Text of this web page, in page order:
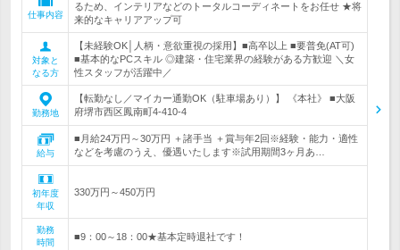
仕事内容
るため、インテリアなどのトータルコーディネートをお任せ ★将
来的なキャリアアップ可
対象と
なる方
【未経験OK│人柄・意欲重視の採用】■高卒以上 ■要普免(AT可)
■基本的なPCスキル ◎建築・住宅業界の経験がある方歓迎 ＼女
性スタッフが活躍中／
勤務地
【転勤なし／マイカー通勤OK（駐車場あり）】 《本社》 ■大阪
府堺市西区鳳南町4-410-4
給与
■月給24万円～30万円 ＋諸手当 ＋賞与年2回※経験・能力・適性
などを考慮のうえ、優遇いたします※試用期間3ヶ月あ…
初年度
年収
330万円～450万円
勤務
時間
■9：00～18：00★基本定時退社です！